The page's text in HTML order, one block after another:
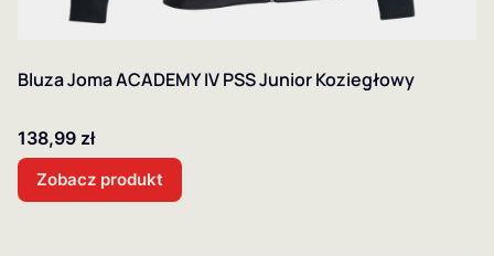
Bluza Joma ACADEMY IV PSS Junior Koziegłowy
Cena
138,99 zł
Zobacz produkt